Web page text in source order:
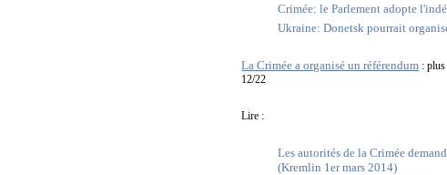
Crimée: le Parlement adopte
Ukraine: Donetsk pourrait
La Crimée a organisé un référendum :
12/22
Lire :
Les autorités de la Crimée
(Kremlin 1er mars 2014)